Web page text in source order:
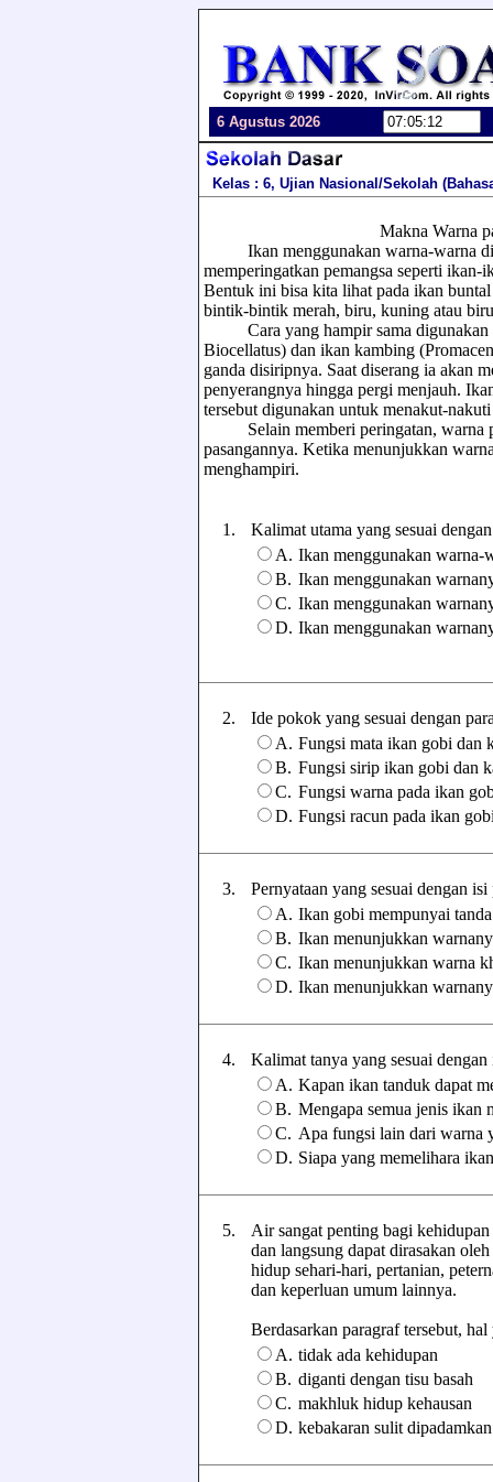
6 Agustus 2026
Kelas : 6, Ujian Nasional/Sekolah
Makna Warna pada
Ikan menggunakan warna-warna
memperingatkan pemangsa seperti ikan-
Bentuk ini bisa kita lihat pada ikan
bintik-bintik merah, biru, kuning atau
Cara yang hampir sama digunakan
Biocellatus) dan ikan kambing
ganda disiripnya. Saat diserang ia akan
penyerangnya hingga pergi menjauh.
tersebut digunakan untuk menakut-
Selain memberi peringatan, warna
pasangannya. Ketika menunjukkan
menghampiri.
1.
Kalimat utama yang sesuai
A. Ikan menggunakan warna-
B. Ikan menggunakan
C. Ikan menggunakan
D. Ikan menggunakan
2.
Ide pokok yang sesuai dengan
A. Fungsi mata ikan gobi dan
B. Fungsi sirip ikan gobi dan
C. Fungsi warna pada ikan
D. Fungsi racun pada ikan
3.
Pernyataan yang sesuai dengan
A. Ikan gobi mempunyai
B. Ikan menunjukkan
C. Ikan menunjukkan warna
D. Ikan menunjukkan
4.
Kalimat tanya yang sesuai
A. Kapan ikan tanduk dapat
B. Mengapa semua jenis ikan
C. Apa fungsi lain dari warna
D. Siapa yang memelihara
5.
Air sangat penting bagi
dan langsung dapat dirasakan
hidup sehari-hari, pertanian,
dan keperluan umum lainnya.
Berdasarkan paragraf tersebut,
A. tidak ada kehidupan
B. diganti dengan tisu basah
C. makhluk hidup kehausan
D. kebakaran sulit dipadamkan